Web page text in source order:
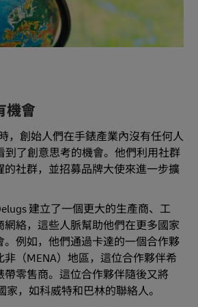
機會
，創始人們在手錶產業內沒有任何人
了創意思考的機會。他們利用社群
的社群，並招募品牌大使來進一步擴
建立了一個更大的生產商、工
網絡，這些人脈幫助他們在更多國家
。例如，他們通過卡達的一個合作夥
（MENA）地區，這位合作夥伴希
帶零售商。這位合作夥伴隨後又將
家，如科威特和巴林的聯絡人。